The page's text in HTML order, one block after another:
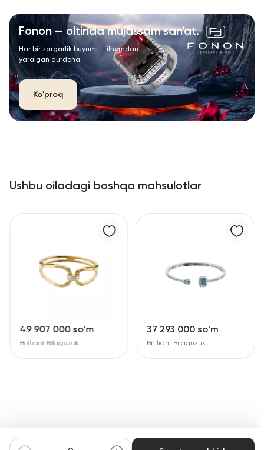
Fonon — oltinda mujassam san’at.
Har bir zargarlik buyumi — ilhomdan
yaralgan durdona.
Ko'proq
Ushbu oiladagi boshqa mahsulotlar
49 907 000 so'm
Brilliant Bilaguzuk
37 293 000 so'm
Brilliant Bilaguzuk